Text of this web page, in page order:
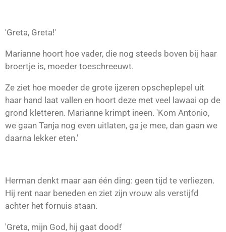
'Greta, Greta!'
Marianne hoort hoe vader, die nog steeds boven bij haar
broertje is, moeder toeschreeuwt.
Ze ziet hoe moeder de grote ijzeren opscheplepel uit
haar hand laat vallen en hoort deze met veel lawaai op de
grond kletteren. Marianne krimpt ineen. 'Kom Antonio,
we gaan Tanja nog even uitlaten, ga je mee, dan gaan we
daarna lekker eten.'
Herman denkt maar aan één ding: geen tijd te verliezen.
Hij rent naar beneden en ziet zijn vrouw als verstijfd
achter het fornuis staan.
'Greta, mijn God, hij gaat dood!'